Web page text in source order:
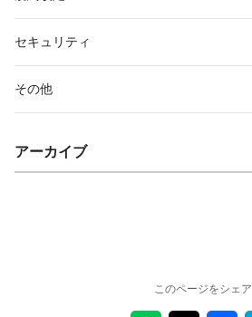
セキュリティ
その他
アーカイブ
このページをシェア